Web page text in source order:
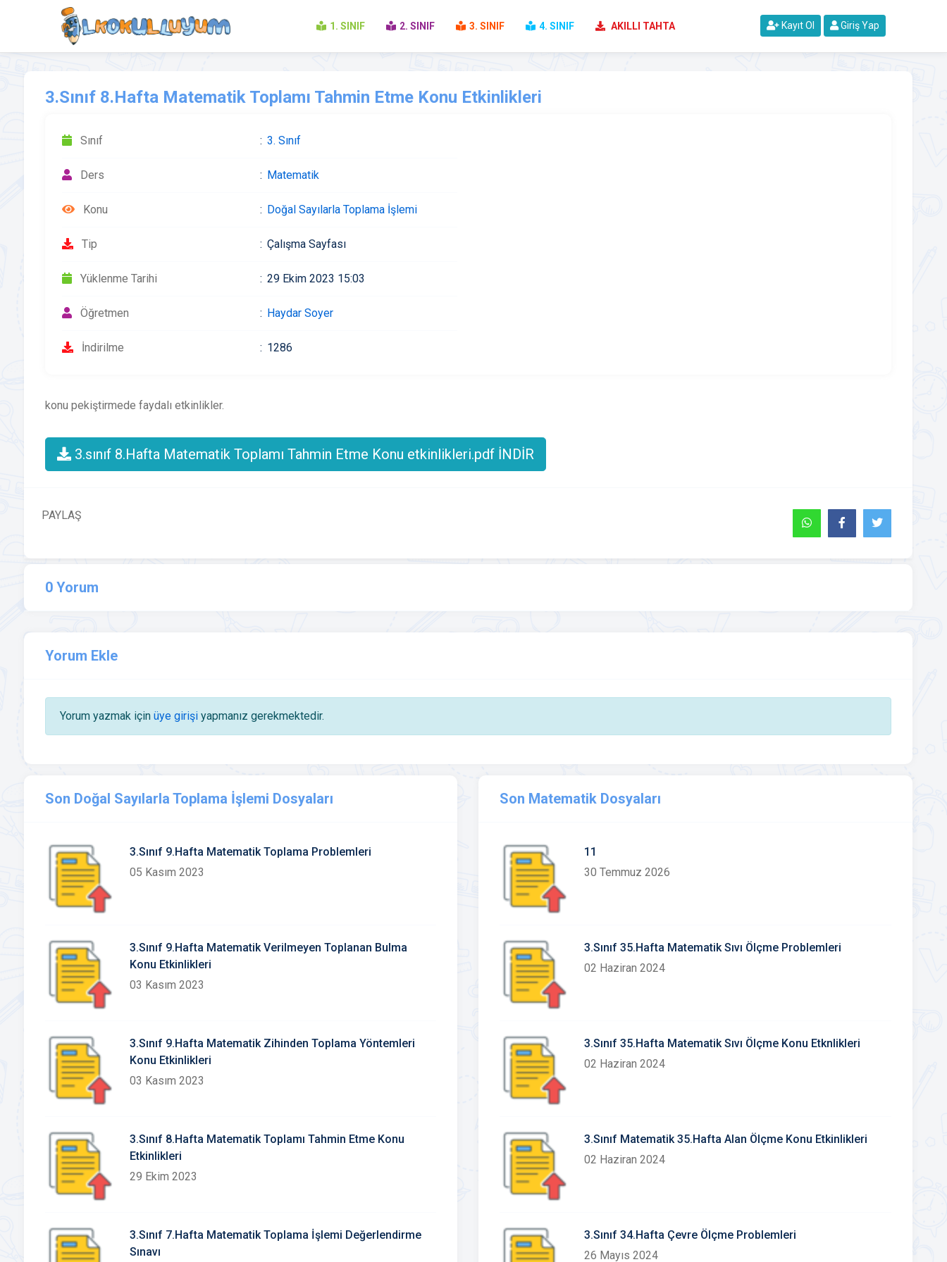
1. SINIF 2. SINIF 3. SINIF 4. SINIF AKILLI TAHTA Kayıt Ol Giriş Yap
3.Sınıf 8.Hafta Matematik Toplamı Tahmin Etme Konu Etkinlikleri
Sınıf 3. Sınıf
Ders Matematik
Konu Doğal Sayılarla Toplama İşlemi
Tip Çalışma Sayfası
Yüklenme Tarihi 29 Ekim 2023 15:03
Öğretmen Haydar Soyer
İndirilme 1286
konu pekiştirmede faydalı etkinlikler.
3.sınıf 8.Hafta Matematik Toplamı Tahmin Etme Konu etkinlikleri.pdf İNDİR
PAYLAŞ
0 Yorum
Yorum Ekle
Yorum yazmak için üye girişiyapmanız gerekmektedir.
Son Doğal Sayılarla Toplama İşlemi Dosyaları
3.Sınıf 9.Hafta Matematik Toplama Problemleri
05 Kasım 2023
3.Sınıf 9.Hafta Matematik Verilmeyen Toplanan Bulma
Konu Etkinlikleri
03 Kasım 2023
3.Sınıf 9.Hafta Matematik Zihinden Toplama Yöntemleri
Konu Etkinlikleri
03 Kasım 2023
3.Sınıf 8.Hafta Matematik Toplamı Tahmin Etme Konu
Etkinlikleri
29 Ekim 2023
3.Sınıf 7.Hafta Matematik Toplama İşlemi Değerlendirme
Sınavı
Son Matematik Dosyaları
11
30 Temmuz 2026
3.Sınıf 35.Hafta Matematik Sıvı Ölçme Problemleri
02 Haziran 2024
3.Sınıf 35.Hafta Matematik Sıvı Ölçme Konu Etknlikleri
02 Haziran 2024
3.Sınıf Matematik 35.Hafta Alan Ölçme Konu Etkinlikleri
02 Haziran 2024
3.Sınıf 34.Hafta Çevre Ölçme Problemleri
26 Mayıs 2024